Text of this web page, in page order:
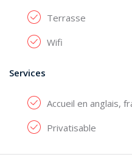
Terrasse
Wifi
Services
Accueil en anglais,
Privatisable